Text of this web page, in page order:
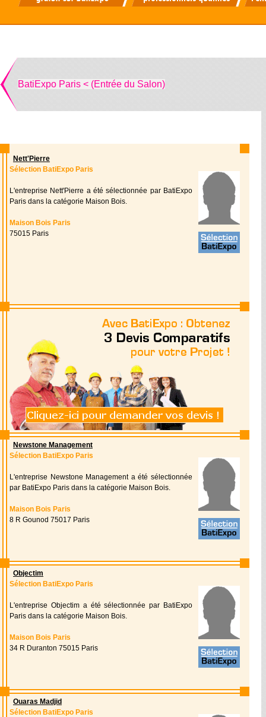
BatiExpo Paris < (Entrée du Salon)
Nett'Pierre
Sélection BatiExpo Paris
L'entreprise Nett'Pierre a été sélectionnée par BatiExpo
Paris dans la catégorie Maison Bois.
Maison Bois Paris
75015 Paris
Newstone Management
Sélection BatiExpo Paris
L'entreprise Newstone Management a été sélectionnée
par BatiExpo Paris dans la catégorie Maison Bois.
Maison Bois Paris
8 R Gounod 75017 Paris
Objectim
Sélection BatiExpo Paris
L'entreprise Objectim a été sélectionnée par BatiExpo
Paris dans la catégorie Maison Bois.
Maison Bois Paris
34 R Duranton 75015 Paris
Ouaras Madjid
Sélection BatiExpo Paris